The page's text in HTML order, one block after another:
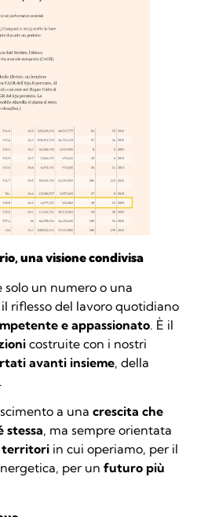
una visione condivisa
un numero o una
riflesso del lavoro quotidiano
e appassionato. È il
costruite con i nostri
avanti insieme, della
.
a una crescita che
stessa, ma sempre orientata
territori in cui operiamo, per il
per un futuro più